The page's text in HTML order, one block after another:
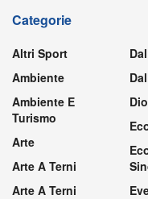
Categorie
Altri Sport
Ambiente
Ambiente E
Turismo
Arte
Arte A Terni
Arte A Terni